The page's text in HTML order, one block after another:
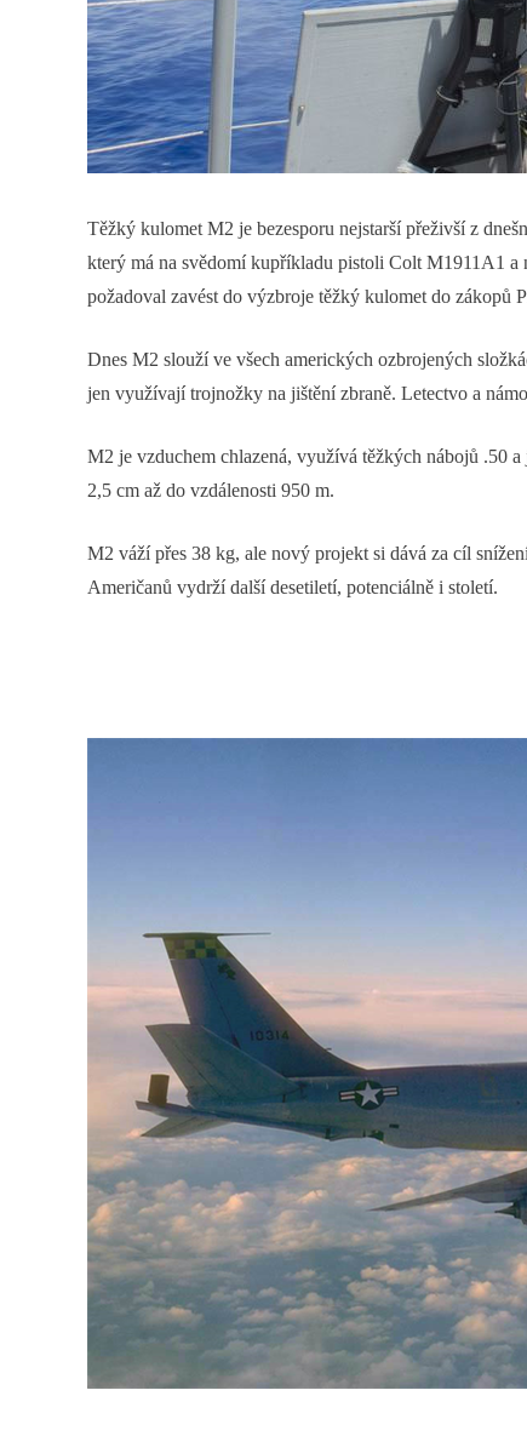
Těžký kulomet M2 je bezesporu nejstarší přeživší z
který má na svědomí kupříkladu pistoli Colt M1911A1
požadoval zavést do výzbroje těžký kulomet do zákopů
Dnes M2 slouží ve všech amerických ozbrojených
jen využívají trojnožky na jištění zbraně. Letectvo a
M2 je vzduchem chlazená, využívá těžkých nábojů .50
2,5 cm až do vzdálenosti 950 m.
M2 váží přes 38 kg, ale nový projekt si dává za cíl
Američanů vydrží další desetiletí, potenciálně i století.